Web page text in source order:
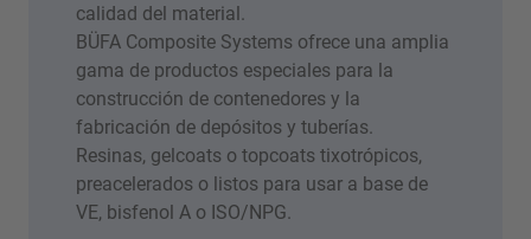
calidad del material.
BÜFA Composite Systems ofrece una amplia
gama de productos especiales para la
construcción de contenedores y la
fabricación de depósitos y tuberías.
Resinas, gelcoats o topcoats tixotrópicos,
preacelerados o listos para usar a base de
VE, bisfenol A o ISO/NPG.